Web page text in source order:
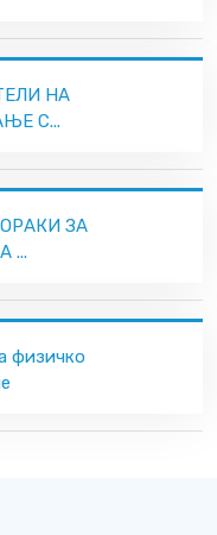
НА
С...
ЗА
...
физичко